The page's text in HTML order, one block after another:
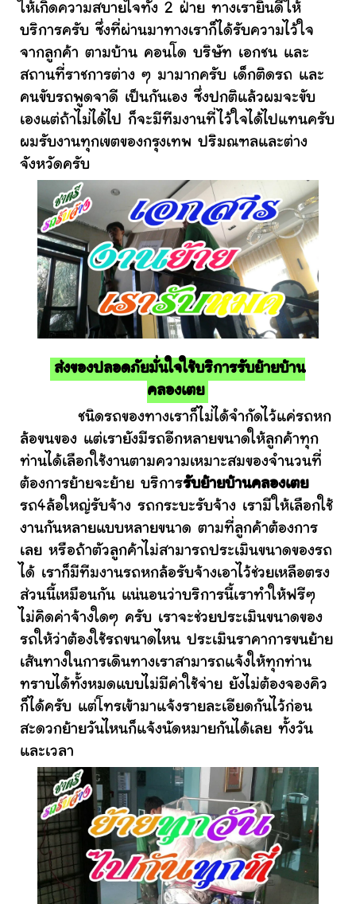
ให้เกิดความสบายใจทั้ง 2 ฝ่าย ทางเรายินดีให้
บริการครับ ซึ่งที่ผ่านมาทางเราก็ได้รับความไว้ใจ
จากลูกค้า ตามบ้าน คอนโด บริษัท เอกชน และ
สถานที่ราชการต่าง ๆ มามากครับ เด็กติดรถ และ
คนขับรถพูดจาดี เป็นกันเอง ซึ่งปกติแล้วผมจะขับ
เองแต่ถ้าไม่ได้ไป ก็จะมีทีมงานที่ไว้ใจได้ไปแทนครับ
ผมรับงานทุกเขตของกรุงเทพ ปริมณฑลและต่าง
จังหวัดครับ
ส่งของปลอดภัยมั่นใจใช้บริการรับย้ายบ้าน
คลองเตย
ชนิดรถของทางเราก็ไม่ได้จำกัดไว้แค่รถหก
ล้อขนของ แต่เรายังมีรถอีกหลายขนาดให้ลูกค้าทุก
ท่านได้เลือกใช้งานตามความเหมาะสมของจำนวนที่
ต้องการย้ายจะย้าย บริการรับย้ายบ้านคลองเตย
รถ4ล้อใหญ่รับจ้าง รถกระบะรับจ้าง เรามีให้เลือกใช้
งานกันหลายแบบหลายขนาด ตามที่ลูกค้าต้องการ
เลย หรือถ้าตัวลูกค้าไม่สามารถประเมินขนาดของรถ
ได้ เราก็มีทีมงานรถหกล้อรับจ้างเอาไว้ช่วยเหลือตรง
ส่วนนี้เหมือนกัน แน่นอนว่าบริการนี้เราทำให้ฟรีๆ
ไม่คิดค่าจ้างใดๆ ครับ เราจะช่วยประเมินขนาดของ
รถให้ว่าต้องใช้รถขนาดไหน ประเมินราคาการขนย้าย
เส้นทางในการเดินทางเราสามารถแจ้งให้ทุกท่าน
ทราบได้ทั้งหมดแบบไม่มีค่าใช้จ่าย ยังไม่ต้องจองคิว
ก็ได้ครับ แต่โทรเข้ามาแจ้งรายละเอียดกันไว้ก่อน
สะดวกย้ายวันไหนก็แจ้งนัดหมายกันได้เลย ทั้งวัน
และเวลา